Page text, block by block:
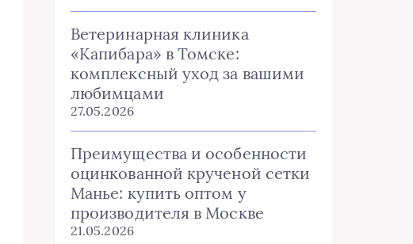
Ветеринарная клиника
«Капибара» в Томске:
комплексный уход за вашими
любимцами
27.05.2026
Преимущества и особенности
оцинкованной крученой сетки
Манье: купить оптом у
производителя в Москве
21.05.2026